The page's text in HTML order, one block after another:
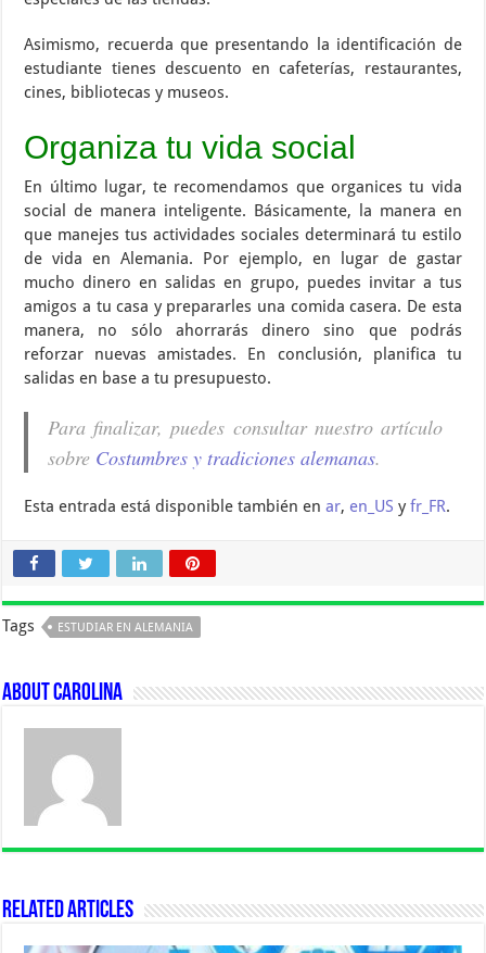
Asimismo, recuerda que presentando la identificación de
estudiante tienes descuento en cafeterías, restaurantes,
cines, bibliotecas y museos.
Organiza tu vida social
En último lugar, te recomendamos que organices tu vida
social de manera inteligente. Básicamente, la manera en
que manejes tus actividades sociales determinará tu estilo
de vida en Alemania. Por ejemplo, en lugar de gastar
mucho dinero en salidas en grupo, puedes invitar a tus
amigos a tu casa y prepararles una comida casera. De esta
manera, no sólo ahorrarás dinero sino que podrás
reforzar nuevas amistades. En conclusión, planifica tu
salidas en base a tu presupuesto.
Para finalizar, puedes consultar nuestro artículo
sobre Costumbres y tradiciones alemanas.
Esta entrada está disponible también enar, en_US yfr_FR.
Tags ESTUDIAR EN ALEMANIA
About Carolina
Related Articles